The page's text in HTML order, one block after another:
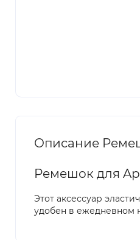
Описание
Ремешок для
Этот аксессуар
удобен в ежедневном